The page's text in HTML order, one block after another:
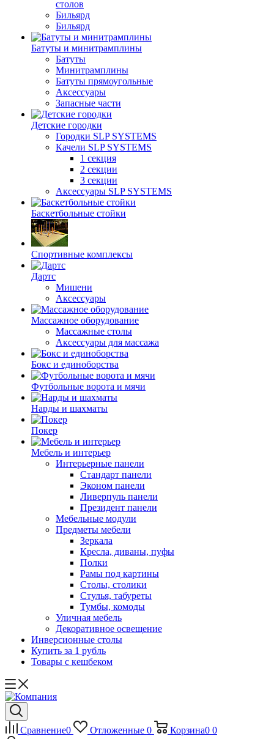
столов
Бильяpд
Бильяpд
Батуты и минитрамплины
Батуты
Минитрамплины
Батуты прямоугольные
Аксессуары
Запасные части
Детские городки
Городки SLP SYSTEMS
Качели SLP SYSTEMS
1 секция
2 секции
3 секции
Аксессуары SLP SYSTEMS
Баскетбольные стойки
Спортивные комплексы
Дартс
Мишени
Аксессуары
Массажное оборудование
Массажные столы
Аксессуары для массажа
Бокс и единоборства
Футбольные ворота и мячи
Нарды и шахматы
Покер
Мебель и интерьер
Интерьерные панели
Стандарт панели
Эконом панели
Ливерпуль панели
Президент панели
Мебельные модули
Предметы мебели
Зеркала
Кресла, диваны, пуфы
Полки
Рамы под картины
Столы, столики
Стулья, табуреты
Тумбы, комоды
Уличная мебель
Декоративное освещение
Инверсионные столы
Купить за 1 рубль
Товары с кешбеком
Сравнение0 Отложенные 0 Корзина0 0